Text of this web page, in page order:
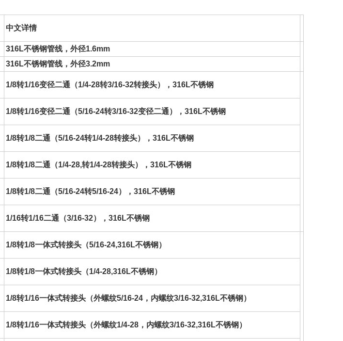
中文详情
316L不锈钢管线 ，外径1.6mm
316L不锈钢管线 ，外径3.2mm
1/8转1/16变径二通（1/4-28转3/16-32转接头），316L不锈钢
1/8转1/16变径二通（5/16-24转3/16-32变径二通），316L不锈钢
1/8转1/8二通（5/16-24转1/4-28转接头），316L不锈钢
1/8转1/8二通（1/4-28,转1/4-28转接头），316L不锈钢
1/8转1/8二通（5/16-24转5/16-24），316L不锈钢
1/16转1/16二通（3/16-32），316L不锈钢
1/8转1/8一体式转接头（5/16-24,316L不锈钢）
1/8转1/8一体式转接头（1/4-28,316L不锈钢）
1/8转1/16一体式转接头（外螺纹5/16-24，内螺纹3/16-32,316L不锈钢）
1/8转1/16一体式转接头（外螺纹1/4-28，内螺纹3/16-32,316L不锈钢）